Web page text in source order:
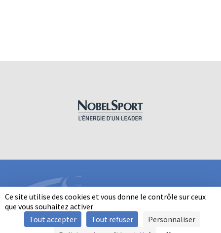
Ce site utilise des cookies et vous donne le contrôle sur ceux
que vous souhaitez activer
Tout accepter
Tout refuser
Personnaliser
INFORMATIONS